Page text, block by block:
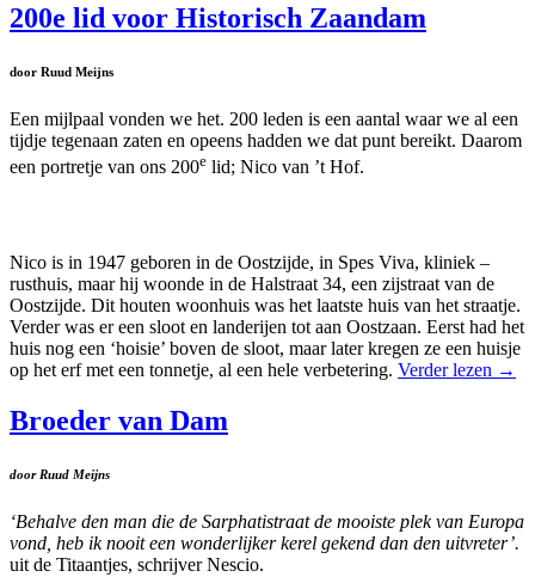
200e lid voor Historisch Zaandam
door Ruud Meijns
Een mijlpaal vonden we het. 200 leden is een aantal waar we al een
tijdje tegenaan zaten en opeens hadden we dat punt bereikt. Daarom
een portretje van ons 200e lid; Nico van ’t Hof.
Nico is in 1947 geboren in de Oostzijde, in Spes Viva, kliniek –
rusthuis, maar hij woonde in de Halstraat 34, een zijstraat van de
Oostzijde. Dit houten woonhuis was het laatste huis van het straatje.
Verder was er een sloot en landerijen tot aan Oostzaan. Eerst had het
huis nog een ‘hoisie’ boven de sloot, maar later kregen ze een huisje
op het erf met een tonnetje, al een hele verbetering. Verder lezen →
Broeder van Dam
door Ruud Meijns
‘Behalve den man die de Sarphatistraat de mooiste plek van Europa
vond, heb ik nooit een wonderlijker kerel gekend dan den uitvreter’.
uit de Titaantjes, schrijver Nescio.